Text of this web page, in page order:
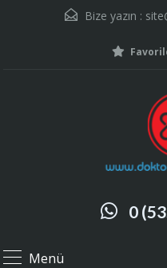
Bize yazın :
0
Menü